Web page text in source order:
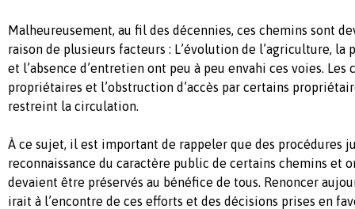
Malheureusement, au fil des décennies, ces chemins sont
raison de plusieurs facteurs : L’évolution de l’agriculture, la
et l’absence d’entretien ont peu à peu envahi ces voies. Les
propriétaires et l’obstruction d’accès par certains
restreint la circulation.
À ce sujet, il est important de rappeler que des procédures
reconnaissance du caractère public de certains chemins et
devaient être préservés au bénéfice de tous. Renoncer
irait à l’encontre de ces efforts et des décisions prises en